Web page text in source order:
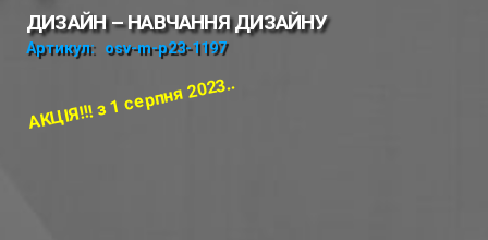
ДИЗАЙН – НАВЧАННЯ ДИЗАЙНУ
Артикул: osv-m-p23-1197
АКЦІЯ!!! з 1 серпня 2023..